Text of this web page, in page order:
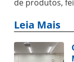
de produtos,
Leia Mais